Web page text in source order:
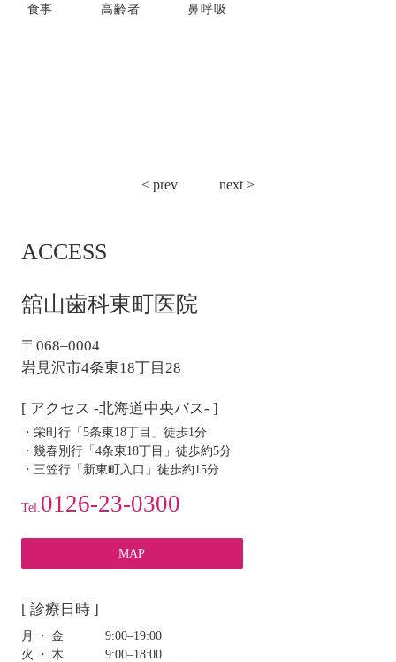
食事
高齢者 鼻呼吸
< prev next >
ACCESS
舘山歯科東町医院
〒068–0004
岩見沢市4条東18丁目28
[ アクセス -北海道中央バス- ]
・栄町行「5条東18丁目」徒歩1分
・幾春別行「4条東18丁目」徒歩約5分
・三笠行「新東町入口」徒歩約15分
Tel. 0126-23-0300
MAP
[ 診療日時 ]
月・金
9:00‒19:00
火・木
9:00‒18:00